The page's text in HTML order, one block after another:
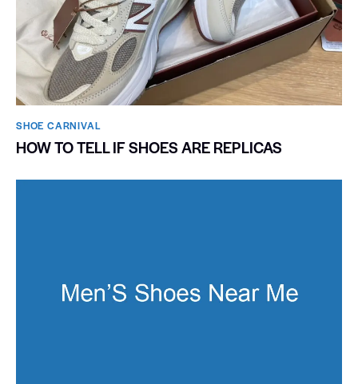
SHOE CARNIVAL​
HOW TO TELL IF SHOES ARE REPLICAS